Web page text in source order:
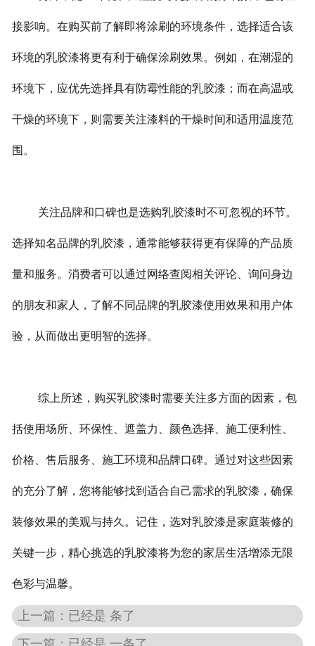
接影响。在购买前了解即将涂刷的环境条件，选择适合该
环境的乳胶漆将更有利于确保涂刷效果。例如，在潮湿的
环境下，应优先选择具有防霉性能的乳胶漆；而在高温或
干燥的环境下，则需要关注漆料的干燥时间和适用温度范
围。
关注品牌和口碑也是选购乳胶漆时不可忽视的环节。
选择知名品牌的乳胶漆，通常能够获得更有保障的产品质
量和服务。消费者可以通过网络查阅相关评论、询问身边
的朋友和家人，了解不同品牌的乳胶漆使用效果和用户体
验，从而做出更明智的选择。
综上所述，购买乳胶漆时需要关注多方面的因素，包
括使用场所、环保性、遮盖力、颜色选择、施工便利性、
价格、售后服务、施工环境和品牌口碑。通过对这些因素
的充分了解，您将能够找到适合自己需求的乳胶漆，确保
装修效果的美观与持久。记住，选对乳胶漆是家庭装修的
关键一步，精心挑选的乳胶漆将为您的家居生活增添无限
色彩与温馨。
上一篇：已经是 条了